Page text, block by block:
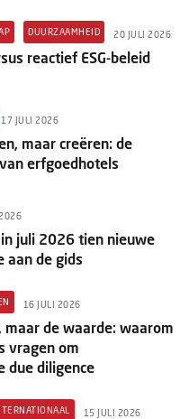
DUURZAAMHEID 20 JULI 2026
reactief ESG-beleid
17 JULI 2026
maar creëren: de
erfgoedhotels
juli 2026 tien nieuwe
aan de gids
16 JULI 2026
de waarde: waarom
vragen om
due diligence
15 JULI 2026